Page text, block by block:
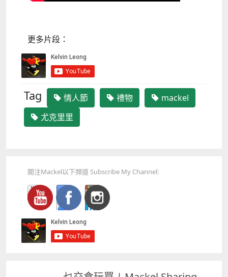
更多片段：
Tag 情人節 禮物
mackel
尤克里里
關注Mackel以下頻道 Subscribe My Channel: